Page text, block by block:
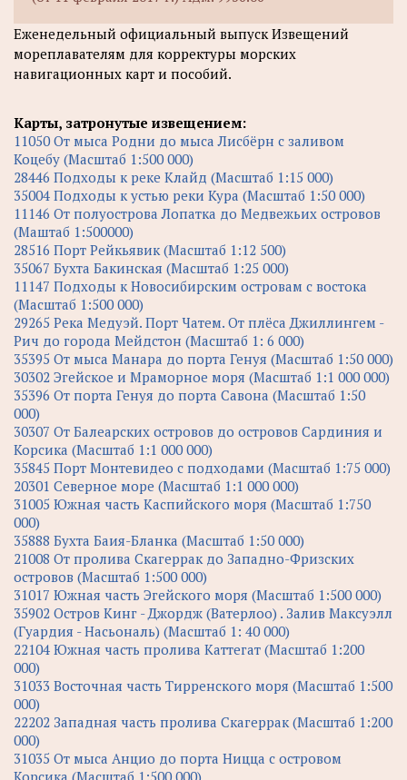
Еженедельный официальный выпуск Извещений
мореплавателям для корректуры морских
навигационных карт и пособий.
Карты, затронутые извещением:
11050 От мыса Родни до мыса Лисбёрн с заливом
Коцебу (Масштаб 1:500 000)
28446 Подходы к реке Клайд (Масштаб 1:15 000)
35004 Подходы к устью реки Кура (Масштаб 1:50 000)
11146 От полуострова Лопатка до Медвежьих островов
(Маштаб 1:500000)
28516 Порт Рейкьявик (Масштаб 1:12 500)
35067 Бухта Бакинская (Масштаб 1:25 000)
11147 Подходы к Новосибирским островам с востока
(Масштаб 1:500 000)
29265 Река Медуэй. Порт Чатем. От плёса Джиллингем -
Рич до города Мейдстон (Масштаб 1: 6 000)
35395 От мыса Манара до порта Генуя (Масштаб 1:50 000)
30302 Эгейское и Мраморное моря (Масштаб 1:1 000 000)
35396 От порта Генуя до порта Савона (Масштаб 1:50
000)
30307 От Балеарских островов до островов Сардиния и
Корсика (Масштаб 1:1 000 000)
35845 Порт Монтевидео с подходами (Масштаб 1:75 000)
20301 Северное море (Масштаб 1:1 000 000)
31005 Южная часть Каспийского моря (Масштаб 1:750
000)
35888 Бухта Баия-Бланка (Масштаб 1:50 000)
21008 От пролива Скагеррак до Западно-Фризских
островов (Масштаб 1:500 000)
31017 Южная часть Эгейского моря (Масштаб 1:500 000)
35902 Остров Кинг - Джордж (Ватерлоо) . Залив Максуэлл
(Гуардия - Насьональ) (Масштаб 1: 40 000)
22104 Южная часть пролива Каттегат (Масштаб 1:200
000)
31033 Восточная часть Тирренского моря (Масштаб 1:500
000)
22202 Западная часть пролива Скагеррак (Масштаб 1:200
000)
31035 От мыса Анцио до порта Ницца с островом